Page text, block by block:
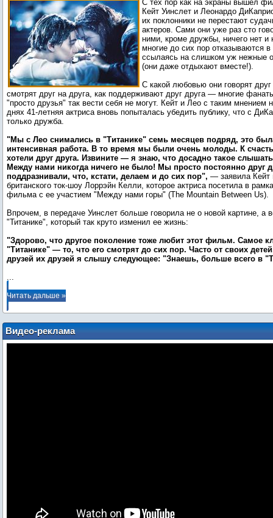
С тех пор как на экраны вышел
Кейт Уинслет и Леонардо
их поклонники не перестают
актеров. Сами они уже раз сто
ними, кроме дружбы, ничего нет и
многие до сих пор отказываются в
ссылаясь на слишком уж нежные
(они даже отдыхают вместе!).
С какой любовью они говорят друг
смотрят друг на друга, как поддерживают друг друга — многие
"просто друзья" так вести себя не могут. Кейт и Лео с таким мнением
днях 41-летняя актриса вновь попыталась убедить публику, что с
только дружба.
"Мы с Лео снимались в "Титанике" семь месяцев подряд, это
интенсивная работа. В то время мы были очень молоды. К
хотели друг друга. Извините — я знаю, что досадно такое
Между нами никогда ничего не было! Мы просто постоянно друг
поддразнивали, что, кстати, делаем и до сих пор", — заявила Кейт
британского ток-шоу Лоррэйн Келли, которое актриса посетила в
фильма с ее участием "Между нами горы" (The Mountain Between Us).
Впрочем, в передаче Уинслет больше говорила не о новой картине, а
"Титанике", который так круто изменил ее жизнь:
"Здорово, что другое поколение тоже любит этот фильм. Самое
"Титанике" — то, что его смотрят до сих пор. Часто от своих
друзей их друзей я слышу следующее: "Знаешь, больше всего в
...
Читать дальше »
Видео-реклама